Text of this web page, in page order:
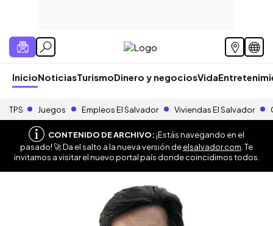
InicioNoticiasTurismoDinero y negociosVida
TPS Juegos Empleos El Salvador Viviendas El Salvador
CONTENIDO DE ARCHIVO:¡Estás navegando en el
pasado! 🚀 Da el salto a la nueva versión deelsalvador.com . Te
invitamos a visitar el nuevo portal país donde coincidimos todos.